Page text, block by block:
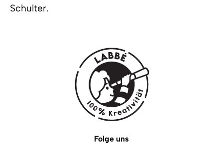
Schulter.
Folge uns